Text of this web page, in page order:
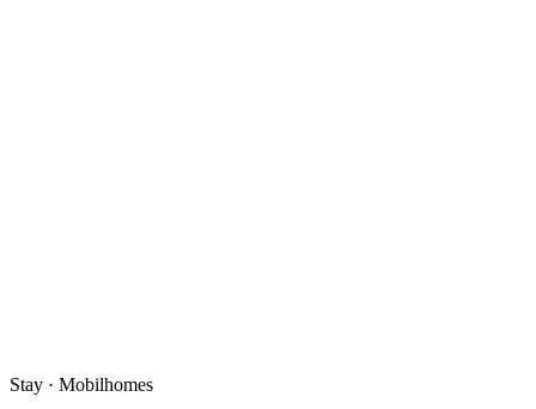
Stay · Mobilhomes